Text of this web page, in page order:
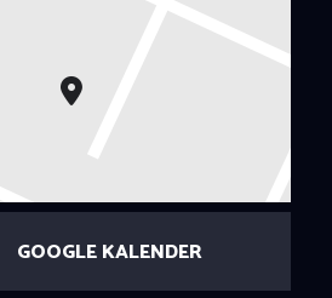
GOOGLE KALENDER